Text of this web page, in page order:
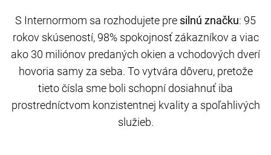
S Internormom sa rozhodujete pre silnú značku: 95
rokov skúseností, 98% spokojnosť zákazníkov a viac
ako 30 miliónov predaných okien a vchodových dverí
hovoria samy za seba. To vytvára dôveru, pretože
tieto čísla sme boli schopní dosiahnuť iba
prostredníctvom konzistentnej kvality a spoľahlivých
služieb.